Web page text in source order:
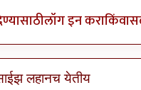
लॉग इन कराकिंवा
लहानच येतीय